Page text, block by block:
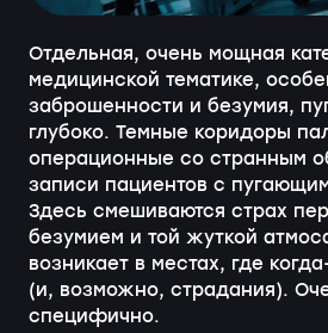
Отдельная, очень мощная
медицинской тематике,
заброшенности и безумия,
глубоко. Темные коридоры
операционные со странным
записи пациентов с
Здесь смешиваются страх
безумием и той жуткой
возникает в местах, где
(и, возможно, страдания).
специфично.